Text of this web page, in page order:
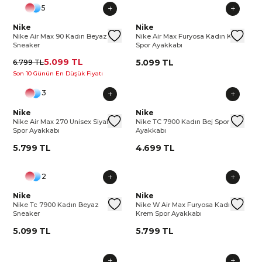
Nike Air Max 90 Kadın Beyaz SneakerNike Air Max 90 Kadın BeyazNike
5
Nike
Nike Air Max 90 Kadın Beyaz
Sneaker
6.799 TL5.099 TL
Son 10 Günün En Düşük Fiyatı
Nike Air Max Furyosa Kadın
Nike
Nike Air Max Furyosa Kadın Krem
Spor Ayakkabı
5.099 TL
Nike Air Max 270 Unisex Siyah Spor AyakkabıNike Air Max 270 Unisex SiyahNike
3
Nike
Nike Air Max 270 Unisex Siyah
Spor Ayakkabı
5.799 TL
Nike TC 7900 Kadın Bej Spor
Nike
Nike TC 7900 Kadın Bej Spor
Ayakkabı
4.699 TL
Nike Tc 7900 Kadın Beyaz SneakerNike Tc 7900 Kadın Beyaz Nike
2
Nike
Nike Tc 7900 Kadın Beyaz
Sneaker
5.099 TL
Nike W Air Max Furyosa Kadın
Nike
Nike W Air Max Furyosa Kadın
Krem Spor Ayakkabı
5.799 TL